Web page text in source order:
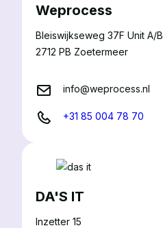
Weprocess
Bleiswijkseweg 37F Unit A/B
2712 PB Zoetermeer
info@weprocess.nl
+31 85 004 78 70
DA'S IT
Inzetter 15